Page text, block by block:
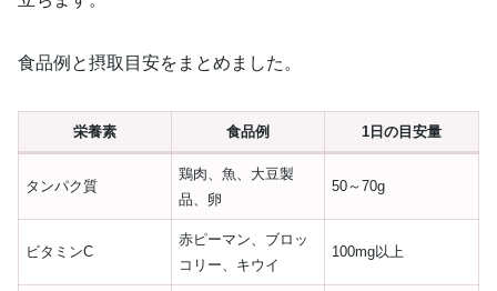
食品例と摂取目安をまとめました。
栄養素 食品例 1日の目安量
タンパク質
鶏肉、魚、大豆製
品、卵
50～70g
ビタミンC
赤ピーマン、ブロッ
コリー、キウイ
100mg以上